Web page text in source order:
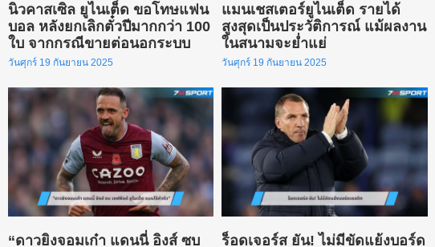
นิวคาสเซิล ยูไนเต็ด ขอโทษแฟน
บอล หลังยกเลิกตั๋วปีมากกว่า 100
ใบ จากกรณีขายต่อนอกระบบ
วันศุกร์ 19 กันยายน 2025
แมนเชสเตอร์ยูไนเต็ด รายได้
สูงสุดเป็นประวัติการณ์ แม้ผลงาน
ในสนามจะย่ำแย่
วันศุกร์ 19 กันยายน 2025
“ดาวยิงจอมเก๋า แดนนี่ อิงส์ ซบ ร็อดเจอร์ส ยัน! ไม่มีขัดแย้งบอร์ด